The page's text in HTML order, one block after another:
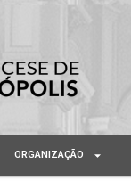
ORGANIZAÇÃO